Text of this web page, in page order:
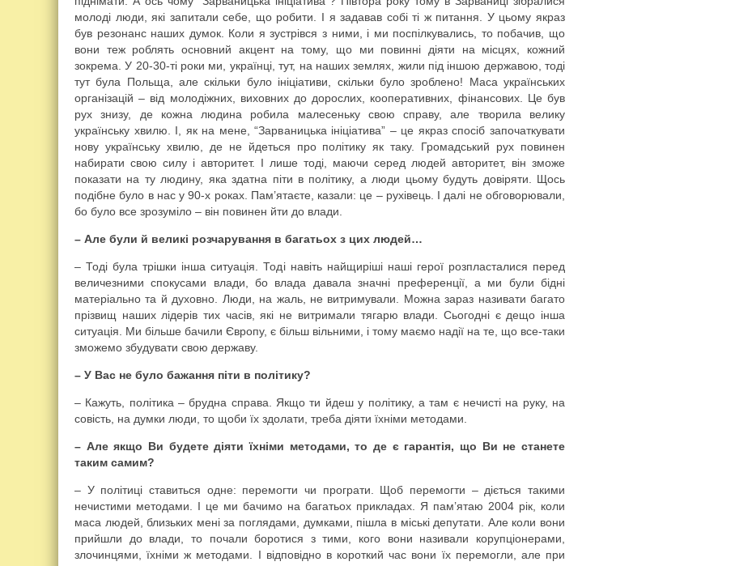
молоді люди, які запитали себе, що робити. І я задавав собі ті ж питання. У цьому якраз
був резонанс наших думок. Коли я зустрівся з ними, і ми поспілкувались, то побачив, що
вони теж роблять основний акцент на тому, що ми повинні діяти на місцях, кожний
зокрема. У 20-30-ті роки ми, українці, тут, на наших землях, жили під іншою державою, тоді
тут була Польща, але скільки було ініціативи, скільки було зроблено! Маса українських
організацій – від молодіжних, виховних до дорослих, кооперативних, фінансових. Це був
рух знизу, де кожна людина робила малесеньку свою справу, але творила велику
українську хвилю. І, як на мене, “Зарваницька ініціатива” – це якраз спосіб започаткувати
нову українську хвилю, де не йдеться про політику як таку. Громадський рух повинен
набирати свою силу і авторитет. І лише тоді, маючи серед людей авторитет, він зможе
показати на ту людину, яка здатна піти в політику, а люди цьому будуть довіряти. Щось
подібне було в нас у 90-х роках. Пам’ятаєте, казали: це – рухівець. І далі не обговорювали,
бо було все зрозуміло – він повинен йти до влади.
– Але були й великі розчарування в багатьох з цих людей…
– Тоді була трішки інша ситуація. Тоді навіть найщиріші наші герої розпласталися перед
величезними спокусами влади, бо влада давала значні преференції, а ми були бідні
матеріально та й духовно. Люди, на жаль, не витримували. Можна зараз називати багато
прізвищ наших лідерів тих часів, які не витримали тягарю влади. Сьогодні є дещо інша
ситуація. Ми більше бачили Європу, є більш вільними, і тому маємо надії на те, що все-таки
зможемо збудувати свою державу.
– У Вас не було бажання піти в політику?
– Кажуть, політика – брудна справа. Якщо ти йдеш у політику, а там є нечисті на руку, на
совість, на думки люди, то щоби їх здолати, треба діяти їхніми методами.
– Але якщо Ви будете діяти їхніми методами, то де є гарантія, що Ви не станете
таким самим?
– У політиці ставиться одне: перемогти чи програти. Щоб перемогти – діється такими
нечистими методами. І це ми бачимо на багатьох прикладах. Я пам’ятаю 2004 рік, коли
маса людей, близьких мені за поглядами, думками, пішла в міські депутати. Але коли вони
прийшли до влади, то почали боротися з тими, кого вони називали корупціонерами,
злочинцями, їхніми ж методами. І відповідно в короткий час вони їх перемогли, але при